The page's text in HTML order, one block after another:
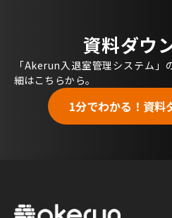
資料ダウ
「Akerun入退室管理システム
細はこちらから。
1分でわかる！資料